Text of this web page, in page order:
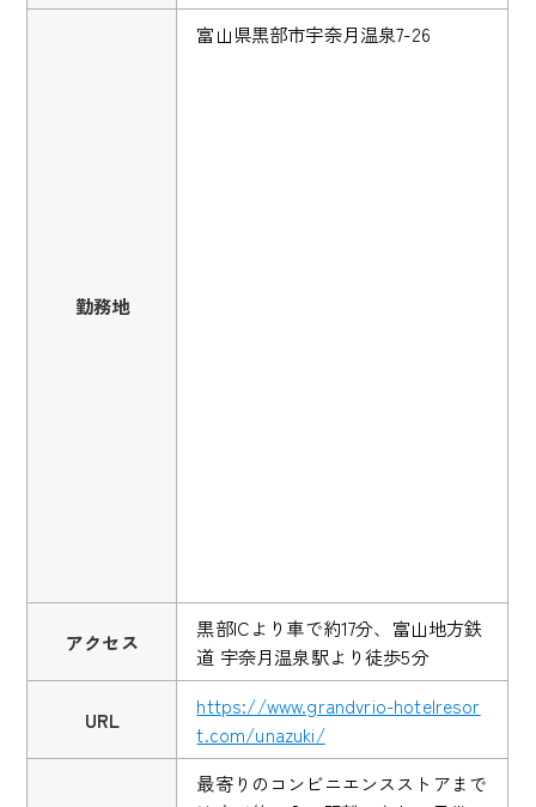
勤務地
富山県黒部市宇奈月温泉7-26
アクセス
黒部ICより車で約17分、富山地方鉄
道 宇奈月温泉駅より徒歩5分
URL
https://www.grandvrio-hotelresor
t.com/unazuki/
最寄りのコンビニエンスストアまで